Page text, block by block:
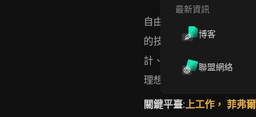
最新資訊
博客
聯盟網絡
自由職業者是最流行的在
的技能和服務。自由職業
計、程式設計、數位行銷
理想的選擇。
關鍵平臺:上工作， 菲弗爾